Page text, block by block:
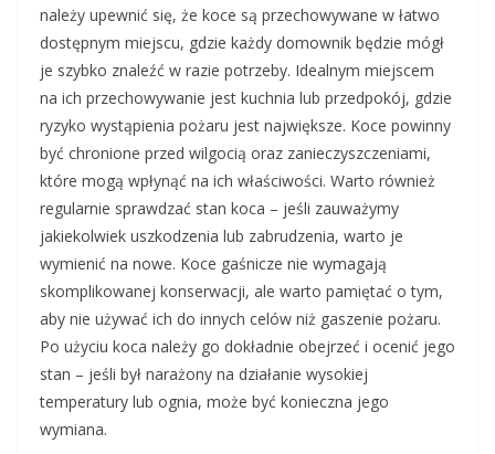
należy upewnić się, że koce są przechowywane w łatwo
dostępnym miejscu, gdzie każdy domownik będzie mógł
je szybko znaleźć w razie potrzeby. Idealnym miejscem
na ich przechowywanie jest kuchnia lub przedpokój, gdzie
ryzyko wystąpienia pożaru jest największe. Koce powinny
być chronione przed wilgocią oraz zanieczyszczeniami,
które mogą wpłynąć na ich właściwości. Warto również
regularnie sprawdzać stan koca – jeśli zauważymy
jakiekolwiek uszkodzenia lub zabrudzenia, warto je
wymienić na nowe. Koce gaśnicze nie wymagają
skomplikowanej konserwacji, ale warto pamiętać o tym,
aby nie używać ich do innych celów niż gaszenie pożaru.
Po użyciu koca należy go dokładnie obejrzeć i ocenić jego
stan – jeśli był narażony na działanie wysokiej
temperatury lub ognia, może być konieczna jego
wymiana.